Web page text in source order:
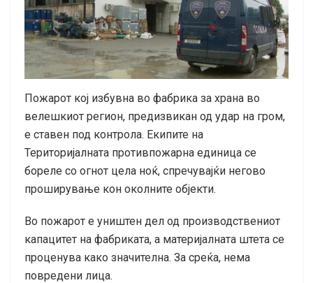
Пожарот кој избувна во фабрика за храна во
велешкиот регион, предизвикан од удар на гром,
е ставен под контрола. Екипите на
Територијалната противпожарна единица се
бореле со огнот цела ноќ, спречувајќи негово
проширување кон околните објекти.
Во пожарот е уништен дел од производствениот
капацитет на фабриката, а материјалната штета се
проценува како значителна. За среќа, нема
повредени лица.